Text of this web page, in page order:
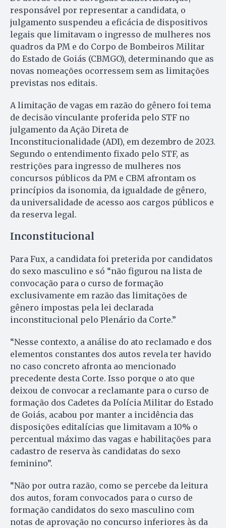
responsável por representar a candidata, o
julgamento suspendeu a eficácia de dispositivos
legais que limitavam o ingresso de mulheres nos
quadros da PM e do Corpo de Bombeiros Militar
do Estado de Goiás (CBMGO), determinando que as
novas nomeações ocorressem sem as limitações
previstas nos editais.
A limitação de vagas em razão do gênero foi tema
de decisão vinculante proferida pelo STF no
julgamento da Ação Direta de
Inconstitucionalidade (ADI), em dezembro de 2023.
Segundo o entendimento fixado pelo STF, as
restrições para ingresso de mulheres nos
concursos públicos da PM e CBM afrontam os
princípios da isonomia, da igualdade de gênero,
da universalidade de acesso aos cargos públicos e
da reserva legal.
Inconstitucional
Para Fux, a candidata foi preterida por candidatos
do sexo masculino e só “não figurou na lista de
convocação para o curso de formação
exclusivamente em razão das limitações de
gênero impostas pela lei declarada
inconstitucional pelo Plenário da Corte.”
“Nesse contexto, a análise do ato reclamado e dos
elementos constantes dos autos revela ter havido
no caso concreto afronta ao mencionado
precedente desta Corte. Isso porque o ato que
deixou de convocar a reclamante para o curso de
formação dos Cadetes da Polícia Militar do Estado
de Goiás, acabou por manter a incidência das
disposições editalícias que limitavam a 10% o
percentual máximo das vagas e habilitações para
cadastro de reserva às candidatas do sexo
feminino”.
“Não por outra razão, como se percebe da leitura
dos autos, foram convocados para o curso de
formação candidatos do sexo masculino com
notas de aprovação no concurso inferiores às da